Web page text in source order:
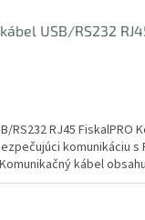
USB/RS232
RS232 RJ45 FiskalPRO
komunikáciu s
kábel